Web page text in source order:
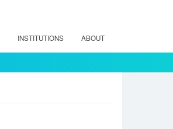
INSTITUTIONS ABOUT